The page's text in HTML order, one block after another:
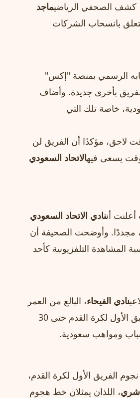
كشف الصحفي الرياضيماجد
بانسحاب الشركات
الرسمي بمنصة "إكس"
بأخرى جديدة. وأضاف
خاصة تلك التي
لاحق، مؤكدًا أن الفريق لن
وقت يسعى فيهالاتحاد السعودي
أعلنت أننادي الاتحاد السعودي
مجددًا. وأوضحت الصحيفة أن
المشاهدة التلفزيونية كأحد
نادي الفيحاء، البالغ من العمر
إلى أن كعبي وقع على عقد يربطه بالفريق الأول لكرة القدم حتى 30
الفريق الأول لكرة القدم،
، اللذان يمثلان خط هجوم